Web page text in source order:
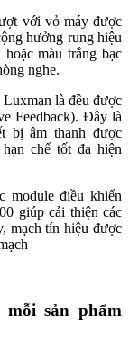
với vỏ máy được
hưởng rung hiệu
màu trắng bạc
nghe.
Luxman là đều được
Feedback). Đây là
bị âm thanh được
chế tốt đa hiện
module điều khiển
giúp cải thiện các
mạch tín hiệu được
sản phẩm